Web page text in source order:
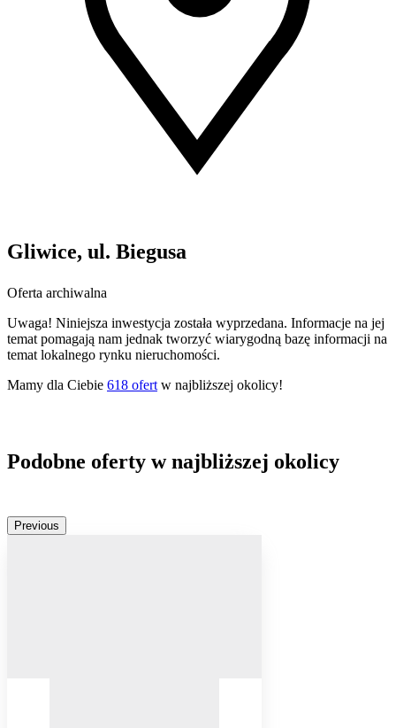
Gliwice, ul. Biegusa
Oferta archiwalna
Uwaga! Niniejsza inwestycja została wyprzedana. Informacje na jej
temat pomagają nam jednak tworzyć wiarygodną bazę informacji na
temat lokalnego rynku nieruchomości.
Mamy dla Ciebie 618 ofert w najbliższej okolicy!
Podobne oferty w najbliższej okolicy
Previous